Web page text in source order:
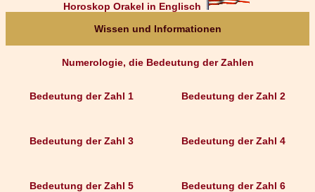
Horoskop Orakel in Englisch
Wissen und Informationen
Numerologie, die Bedeutung der Zahlen
Bedeutung der Zahl 1
Bedeutung der Zahl 3
Bedeutung der Zahl 5
Bedeutung der Zahl 2
Bedeutung der Zahl 4
Bedeutung der Zahl 6